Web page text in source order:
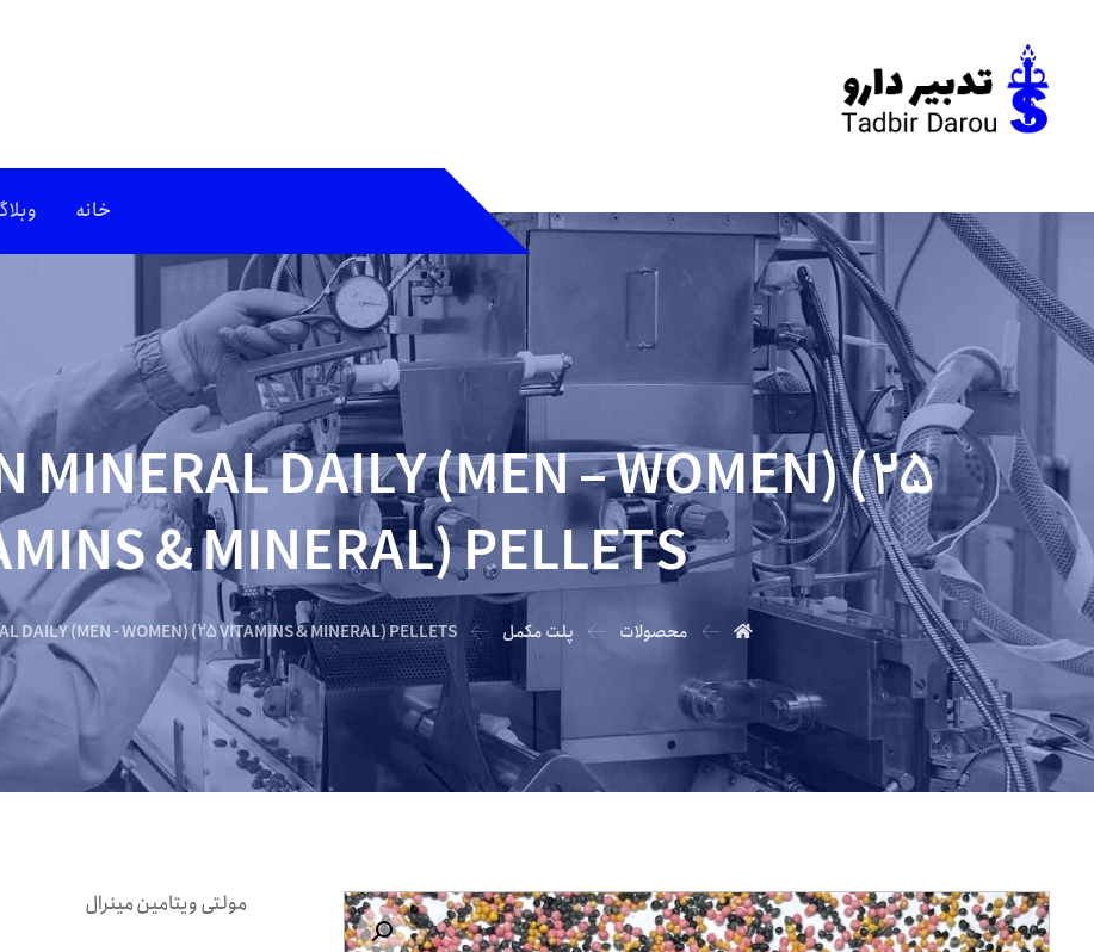
خانه
MINERAL DAILY (MEN – WOMEN) (25
& MINERAL) PELLETS
محصولات پلت مکمل DAILY (MEN - WOMEN) (25 VITAMINS & MINERAL) PELLETS
بزرگنمایی تصویر
مولتی ویتامین مینرال